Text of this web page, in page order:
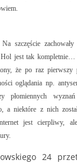
szczęście
jest tak
że po raz pierwszy
oglądania np.
płomiennych
a niektóre z nich
jest cierpliwy,
24